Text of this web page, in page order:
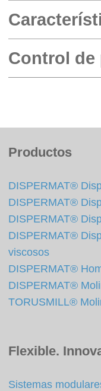
Control de
Productos
DISPERMAT®
DISPERMAT®
DISPERMAT®
DISPERMAT®
viscosos
DISPERMAT®
DISPERMAT®
TORUSMILL®
Flexible.
Sistemas